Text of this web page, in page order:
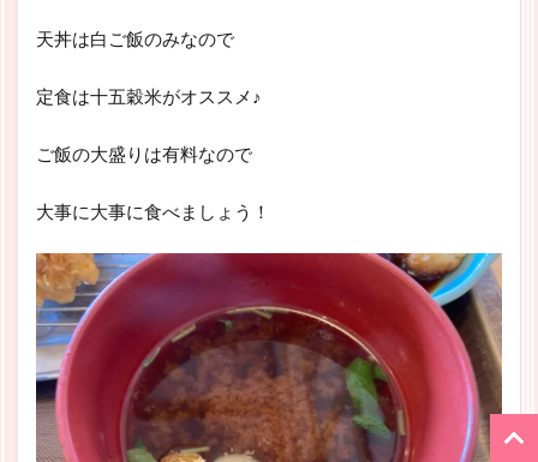
天丼は白ご飯のみなので
定食は十五穀米がオススメ♪
ご飯の大盛りは有料なので
大事に大事に食べましょう！